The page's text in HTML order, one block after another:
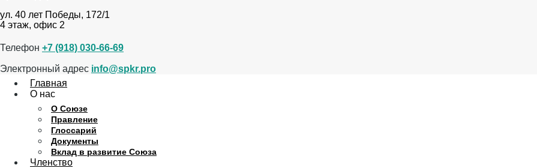
ул. 40 лет Победы, 172/1
4 этаж, офис 2
Телефон +7 (918) 030-66-69
Электронный адрес info@spkr.pro
Главная
О нас
О Союзе
Правление
Глоссарий
Документы
Вклад в развитие Союза
Членство